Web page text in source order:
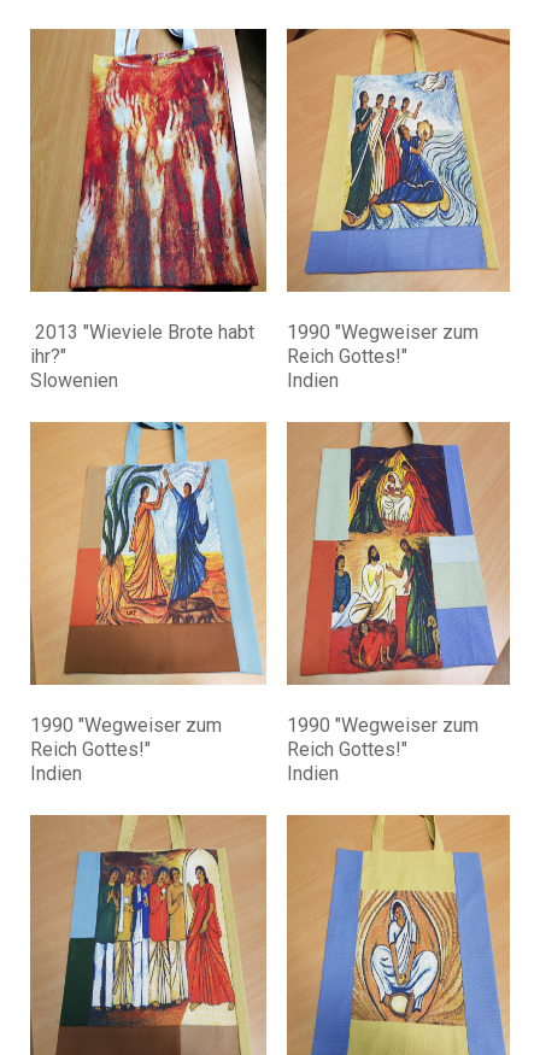
2013 "Wieviele Brote habt
ihr?"
Slowenien
1990 "Wegweiser zum
Reich Gottes!"
Indien
1990 "Wegweiser zum
Reich Gottes!"
Indien
1990 "Wegweiser zum
Reich Gottes!"
Indien